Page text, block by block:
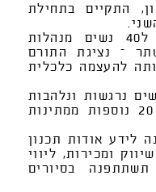
התקיים בתחילת
למפגש חשיפה הגיעו מעל ל40 נשים מנהלות
– נציגת התורם
להעצמה כלכלית
השני נפתח עם 30 נשים נרגשות ונלהבות
בסטארט אפ באר שבע. וכ- 20 נוספות ממתינות
לידע אודות תכנון
ומכירות, ליווי
בסיורים